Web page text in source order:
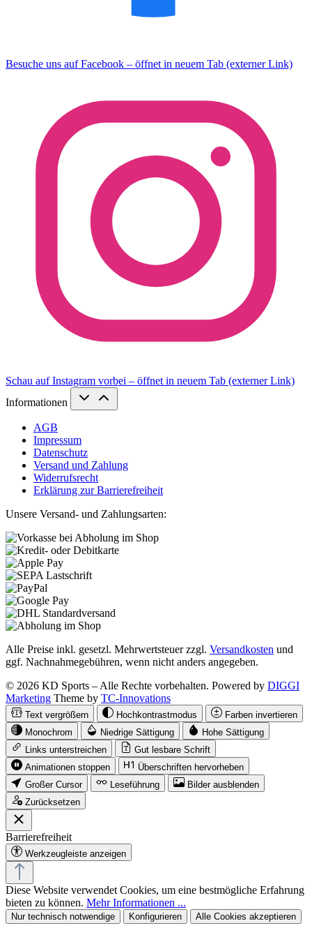
Besuche uns auf Facebook – öffnet in neuem Tab (externer Link)
Schau auf Instagram vorbei – öffnet in neuem Tab (externer Link)
Informationen
AGB
Impressum
Datenschutz
Versand und Zahlung
Widerrufsrecht
Erklärung zur Barrierefreiheit
Unsere Versand- und Zahlungsarten:
Alle Preise inkl. gesetzl. Mehrwertsteuer zzgl. Versandkosten und
ggf. Nachnahmegebühren, wenn nicht anders angegeben.
© 2026 KD Sports – Alle Rechte vorbehalten. Powered by DIGGI
Marketing Theme by TC-Innovations
Text vergrößern Hochkontrastmodus
Farben invertieren
Monochrom
Niedrige Sättigung
Hohe Sättigung
Links unterstreichen
Gut lesbare Schrift
Animationen stoppen
Überschriften hervorheben
Großer Cursor
Leseführung
Bilder ausblenden
Zurücksetzen
Barrierefreiheit
Werkzeugleiste anzeigen
Diese Website verwendet Cookies, um eine bestmögliche Erfahrung
bieten zu können. Mehr Informationen ...
Nur technisch notwendige Konfigurieren Alle Cookies akzeptieren